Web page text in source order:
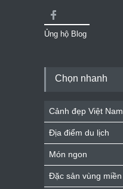
Ủng hộ Blog
Chọn nhanh
Cảnh đẹp Việt Nam
Địa điểm du lịch
Món ngon
Đặc sản vùng miền